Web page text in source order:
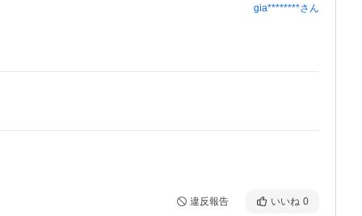
gia********さん
違反報告 いいね 0